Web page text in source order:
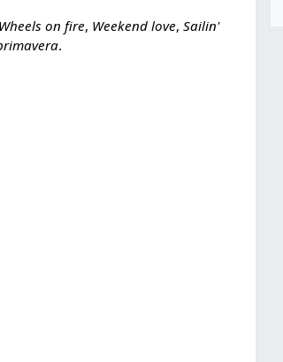
Wheels on fire, Weekend love,Sailin'
.